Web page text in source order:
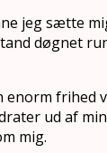
jeg sætte
døgnet
enorm frihed
ud af
mig.